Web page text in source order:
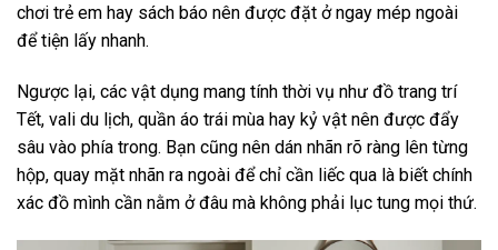
chơi trẻ em hay sách báo nên được đặt ở ngay mép ngoài
để tiện lấy nhanh.
Ngược lại, các vật dụng mang tính thời vụ như đồ trang trí
Tết, vali du lịch, quần áo trái mùa hay kỷ vật nên được đẩy
sâu vào phía trong. Bạn cũng nên dán nhãn rõ ràng lên từng
hộp, quay mặt nhãn ra ngoài để chỉ cần liếc qua là biết chính
xác đồ mình cần nằm ở đâu mà không phải lục tung mọi thứ.